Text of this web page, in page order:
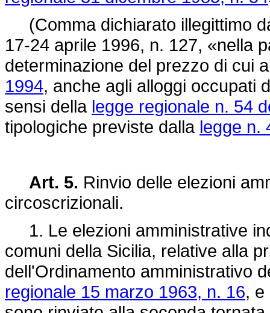
(Comma dichiarato illegittimo
17-24 aprile 1996, n. 127, «nella
determinazione del prezzo di cui
1994, anche agli alloggi occupati
sensi della legge regionale n. 54
tipologiche previste dalla legge n.
Art. 5. Rinvio delle elezioni
circoscrizionali.
1. Le elezioni amministrative
comuni della Sicilia, relative alla
dell'Ordinamento amministrativo
regionale 15 marzo 1963, n. 16, e